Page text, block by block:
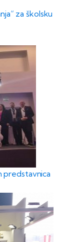
za školsku
predstavnica